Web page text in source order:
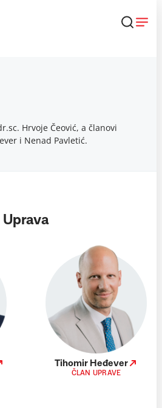
Hrvoje Čeović, a članovi
i Nenad Pavletić.
Uprava
Tihomir Heđever
ČLAN UPRAVE